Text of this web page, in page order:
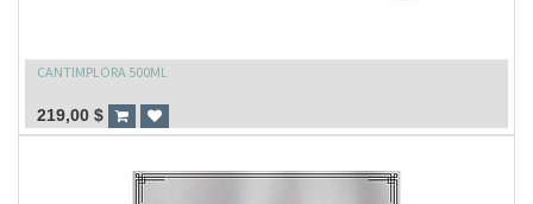
CANTIMPLORA 500ML
219,00 $